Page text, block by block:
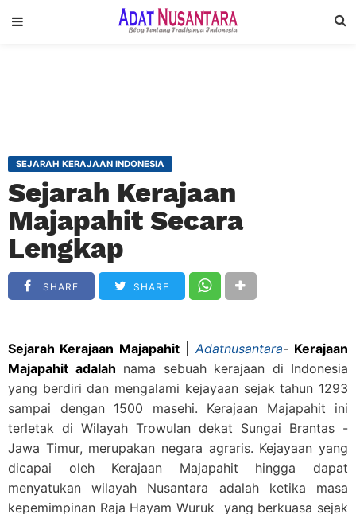
SEJARAH KERAJAAN INDONESIA
Sejarah Kerajaan
Majapahit Secara
Lengkap
SHARE SHARE
Sejarah Kerajaan Majapahit|Adatnusantara- Kerajaan
Majapahit adalah nama sebuah kerajaan di Indonesia
yang berdiri dan mengalami kejayaan sejak tahun 1293
sampai dengan 1500 masehi. Kerajaan Majapahit ini
terletak di Wilayah Trowulan dekat Sungai Brantas -
Jawa Timur, merupakan negara agraris. Kejayaan yang
dicapai oleh Kerajaan Majapahit hingga dapat
menyatukan wilayah Nusantara adalah ketika masa
kepemimpinan Raja Hayam Wuruk yang berkuasa sejak